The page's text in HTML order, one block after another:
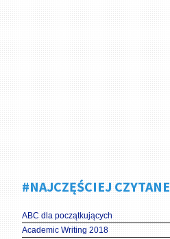
#NAJCZĘŚCIEJ CZYTANE
ABC dla początkujących
Academic Writing 2018